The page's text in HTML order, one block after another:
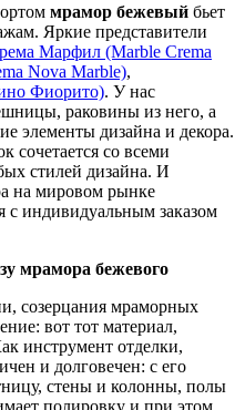
мрамор бежевый бьет
Яркие представители
Марфил (Marble Crema
Nova Marble),
Фиорито). У нас
раковины из него, а
элементы дизайна и декора.
сочетается со всеми
стилей дизайна. И
на мировом рынке
с индивидуальным заказом
мрамора бежевого
созерцания мраморных
вот тот материал,
инструмент отделки,
и долговечен: с его
стены и колонны, полы
полировку и при этом